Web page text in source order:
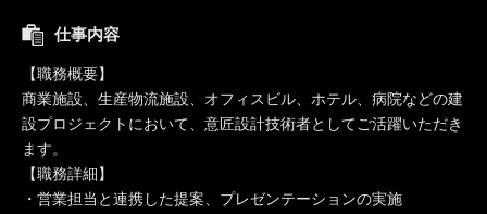
仕事内容
【職務概要】
商業施設、生産物流施設、オフィスビル、ホテル、病院などの建
設プロジェクトにおいて、意匠設計技術者としてご活躍いただき
ます。
【職務詳細】
・営業担当と連携した提案、プレゼンテーションの実施